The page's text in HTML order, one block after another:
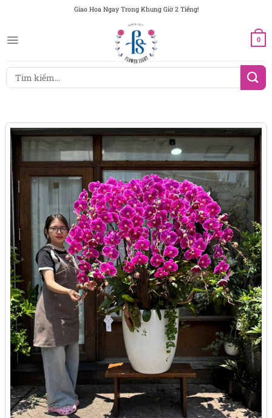
dung
Giao Hoa Ngay Trong Khung Giờ 2 Tiếng!
0
Tìm
kiếm: